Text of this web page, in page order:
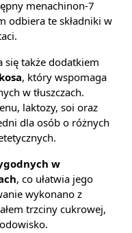
menachinon-7
odbiera te składniki w
się także dodatkiem
, który wspomaga
w tłuszczach.
laktozy, soi oraz
dla osób o różnych
w
, co ułatwia jego
wykonano z
trzciny cukrowej,